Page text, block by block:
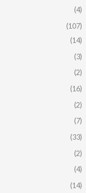
(4)
(107)
(14)
(3)
(2)
(16)
(2)
(7)
(33)
(2)
(4)
(14)